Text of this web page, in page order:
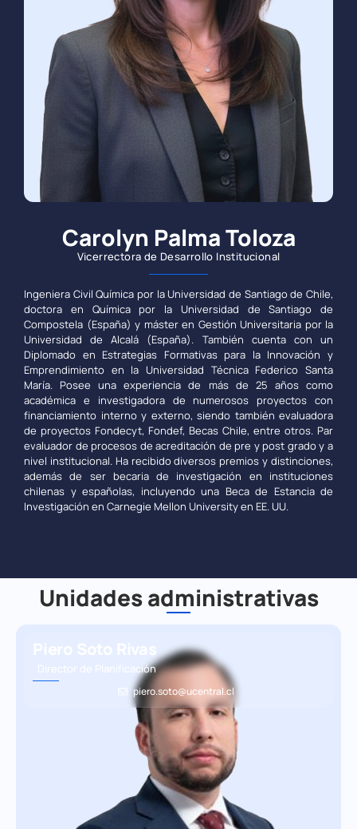
Carolyn Palma Toloza
Vicerrectora de Desarrollo Institucional
Ingeniera Civil Química por la Universidad de Santiago de Chile,
doctora en Química por la Universidad de Santiago de
Compostela (España) y máster en Gestión Universitaria por la
Universidad de Alcalá (España). También cuenta con un
Diplomado en Estrategias Formativas para la Innovación y
Emprendimiento en la Universidad Técnica Federico Santa
María. Posee una experiencia de más de 25 años como
académica e investigadora de numerosos proyectos con
financiamiento interno y externo, siendo también evaluadora
de proyectos Fondecyt, Fondef, Becas Chile, entre otros. Par
evaluador de procesos de acreditación de pre y post grado y a
nivel institucional. Ha recibido diversos premios y distinciones,
además de ser becaria de investigación en instituciones
chilenas y españolas, incluyendo una Beca de Estancia de
Investigación en Carnegie Mellon University en EE. UU.
Unidades administrativas
Piero Soto Rivas
Director de Planificación
piero.soto@ucentral.cl